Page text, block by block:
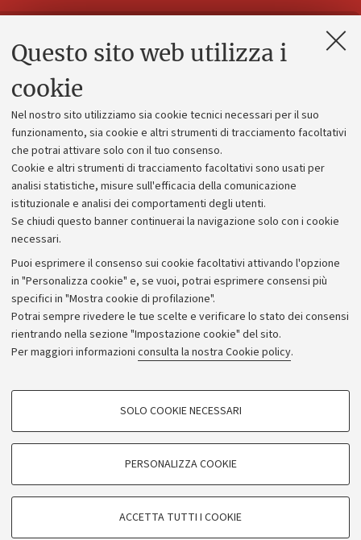
Questo sito web utilizza i
cookie
Nel nostro sito utilizziamo sia cookie tecnici necessari per il suo
funzionamento, sia cookie e altri strumenti di tracciamento facoltativi
che potrai attivare solo con il tuo consenso.
Cookie e altri strumenti di tracciamento facoltativi sono usati per
analisi statistiche, misure sull'efficacia della comunicazione
istituzionale e analisi dei comportamenti degli utenti.
Se chiudi questo banner continuerai la navigazione solo con i cookie
necessari.
Puoi esprimere il consenso sui cookie facoltativi attivando l'opzione
in "Personalizza cookie" e, se vuoi, potrai esprimere consensi più
specifici in "Mostra cookie di profilazione".
Potrai sempre rivedere le tue scelte e verificare lo stato dei consensi
rientrando nella sezione "Impostazione cookie" del sito.
Per maggiori informazioni consulta la nostra Cookie policy.
COOKIE DI PROFILAZIONE - FACOLTATIVI
COOKIE TECNICI - NECESSARI
SOLO COOKIE NECESSARI
PERSONALIZZA COOKIE
ACCETTA TUTTI I COOKIE
Contatti e PEC
Alumni community
Piano strategico
Bilanci
Donazioni e 5x1000
Bandi, gare e concorsi
Albo online
Amministrazione trasparente
Atti di notifica
Informazioni sul sito e accessibilità
Dichiarazione di accessibilità
Privacy e note legali
Impostazioni Cookie
©Copyright 2026 - ALMA MATER STUDIORUM - Università di
Bologna - Via Zamboni,33 - 40126Bologna - PI:
- CF:80007010376